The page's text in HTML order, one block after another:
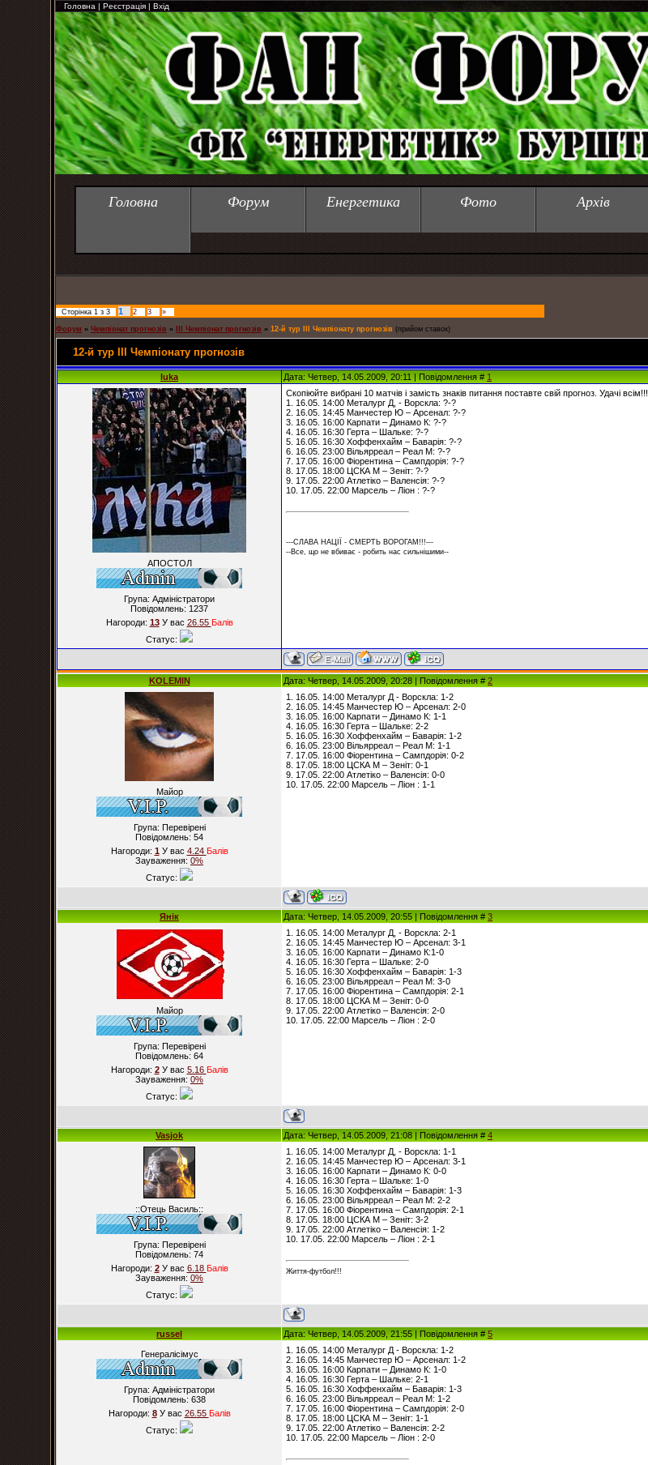
Головна | Реєстрація | Вхід
Головна Форум Енергетика Фото Архів
Сторінка 1 з 3 1 2 3 »
Форум » Чемпіонат прогнозів » ІІІ Чемпіонат прогнозів » 12-й тур ІІІ Чемпіонату прогнозів (прийом ставок)
12-й тур ІІІ Чемпіонату прогнозів
luka Дата: Четвер, 14.05.2009, 20:11 | Повідомлення # 1
АПОСТОЛ
Група: Адміністратори
Повідомлень: 1237
Нагороди: 13У вас 26.55 Балiв
Статус:
Скопіюйте вибрані 10 матчів і замість знаків питання поставте свій прогноз. Удачі всім!!!
1. 16.05. 14:00 Металург Д, - Ворскла: ?-?
2. 16.05. 14:45 Манчестер Ю – Арсенал: ?-?
3. 16.05. 16:00 Карпати – Динамо К: ?-?
4. 16.05. 16:30 Герта – Шальке: ?-?
5. 16.05. 16:30 Хоффенхайм – Баварія: ?-?
6. 16.05. 23:00 Вільярреал – Реал М: ?-?
7. 17.05. 16:00 Фіорентина – Сампдорія: ?-?
8. 17.05. 18:00 ЦСКА М – Зеніт: ?-?
9. 17.05. 22:00 Атлетіко – Валенсія: ?-?
10. 17.05. 22:00 Марсель – Ліон : ?-?
---СЛАВА НАЦІЇ - СМЕРТЬ ВОРОГАМ!!!---
--Все, що не вбиває - робить нас сильнішими--
KOLEMIN Дата: Четвер, 14.05.2009, 20:28 | Повідомлення #2
Майор
Група: Перевірені
Повідомлень: 54
Нагороди: 1У вас 4.24 Балiв
Зауваження: 0%
Статус:
1. 16.05. 14:00 Металург Д - Ворскла: 1-2
2. 16.05. 14:45 Манчестер Ю – Арсенал: 2-0
3. 16.05. 16:00 Карпати – Динамо К: 1-1
4. 16.05. 16:30 Герта – Шальке: 2-2
5. 16.05. 16:30 Хоффенхайм – Баварія: 1-2
6. 16.05. 23:00 Вільярреал – Реал М: 1-1
7. 17.05. 16:00 Фіорентина – Сампдорія: 0-2
8. 17.05. 18:00 ЦСКА М – Зеніт: 0-1
9. 17.05. 22:00 Атлетіко – Валенсія: 0-0
10. 17.05. 22:00 Марсель – Ліон : 1-1
Янік Дата: Четвер, 14.05.2009, 20:55 | Повідомлення #3
Майор
Група: Перевірені
Повідомлень: 64
Нагороди: 2У вас 5.16 Балiв
Зауваження: 0%
Статус:
1. 16.05. 14:00 Металург Д, - Ворскла: 2-1
2. 16.05. 14:45 Манчестер Ю – Арсенал: 3-1
3. 16.05. 16:00 Карпати – Динамо К:1-0
4. 16.05. 16:30 Герта – Шальке: 2-0
5. 16.05. 16:30 Хоффенхайм – Баварія: 1-3
6. 16.05. 23:00 Вільярреал – Реал М: 3-0
7. 17.05. 16:00 Фіорентина – Сампдорія: 2-1
8. 17.05. 18:00 ЦСКА М – Зеніт: 0-0
9. 17.05. 22:00 Атлетіко – Валенсія: 2-0
10. 17.05. 22:00 Марсель – Ліон : 2-0
Vasjok Дата: Четвер, 14.05.2009, 21:08 | Повідомлення #4
::Отець Василь::
Група: Перевірені
Повідомлень: 74
Нагороди: 2У вас 6.18 Балiв
Зауваження: 0%
Статус:
1. 16.05. 14:00 Металург Д, - Ворскла: 1-1
2. 16.05. 14:45 Манчестер Ю – Арсенал: 3-1
3. 16.05. 16:00 Карпати – Динамо К: 0-0
4. 16.05. 16:30 Герта – Шальке: 1-0
5. 16.05. 16:30 Хоффенхайм – Баварія: 1-3
6. 16.05. 23:00 Вільярреал – Реал М: 2-2
7. 17.05. 16:00 Фіорентина – Сампдорія: 2-1
8. 17.05. 18:00 ЦСКА М – Зеніт: 3-2
9. 17.05. 22:00 Атлетіко – Валенсія: 1-2
10. 17.05. 22:00 Марсель – Ліон : 2-1
Життя-футбол!!!
russel Дата: Четвер, 14.05.2009, 21:55 | Повідомлення #5
Генералісімус
Група: Адміністратори
Повідомлень: 638
Нагороди: 8У вас 26.55 Балiв
Статус:
1. 16.05. 14:00 Металург Д - Ворскла: 1-2
2. 16.05. 14:45 Манчестер Ю – Арсенал: 1-2
3. 16.05. 16:00 Карпати – Динамо К: 1-0
4. 16.05. 16:30 Герта – Шальке: 2-1
5. 16.05. 16:30 Хоффенхайм – Баварія: 1-3
6. 16.05. 23:00 Вільярреал – Реал М: 1-2
7. 17.05. 16:00 Фіорентина – Сампдорія: 2-0
8. 17.05. 18:00 ЦСКА М – Зеніт: 1-1
9. 17.05. 22:00 Атлетіко – Валенсія: 2-2
10. 17.05. 22:00 Марсель – Ліон : 2-0